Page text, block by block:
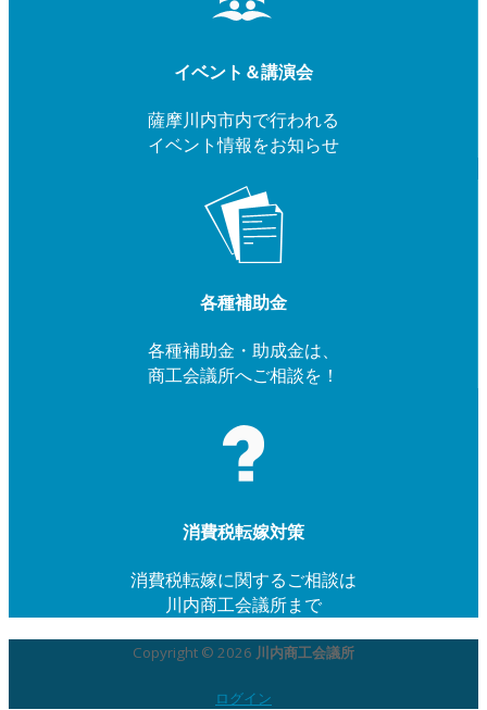
イベント＆講演会
薩摩川内市内で行われる
イベント情報をお知らせ
各種補助金
各種補助金・助成金は、
商工会議所へご相談を！
消費税転嫁対策
消費税転嫁に関するご相談は
川内商工会議所まで
Copyright © 2026 川内商工会議所
ログイン